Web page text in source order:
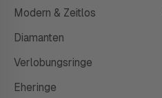
Modern & Zeitlos
Diamanten
Verlobungsringe
Eheringe